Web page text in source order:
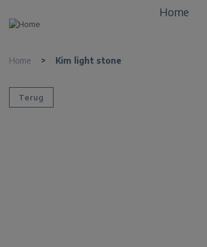
Home
Home > Kim light stone
Terug